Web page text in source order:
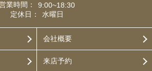
業時間：
9:00~18:30
定休日：
水曜日
会社概要
来店予約